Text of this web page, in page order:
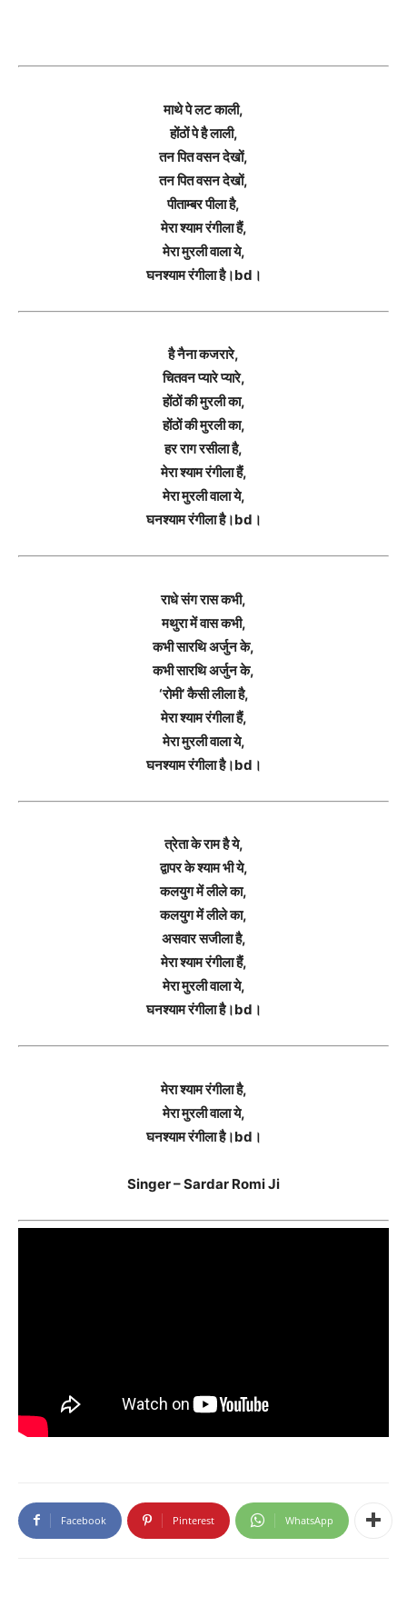
माथे पे लट काली,
होंठों पे है लाली,
तन पित वसन देखों,
तन पित वसन देखों,
पीताम्बर पीला है,
मेरा श्याम रंगीला हैं,
मेरा मुरली वाला ये,
घनश्याम रंगीला है।bd।
है नैना कजरारे,
चितवन प्यारे प्यारे,
होंठों की मुरली का,
होंठों की मुरली का,
हर राग रसीला है,
मेरा श्याम रंगीला हैं,
मेरा मुरली वाला ये,
घनश्याम रंगीला है।bd।
राधे संग रास कभी,
मथुरा में वास कभी,
कभी सारथि अर्जुन के,
कभी सारथि अर्जुन के,
‘रोमी’ कैसी लीला है,
मेरा श्याम रंगीला हैं,
मेरा मुरली वाला ये,
घनश्याम रंगीला है।bd।
त्रेता के राम है ये,
द्वापर के श्याम भी ये,
कलयुग में लीले का,
कलयुग में लीले का,
असवार सजीला है,
मेरा श्याम रंगीला हैं,
मेरा मुरली वाला ये,
घनश्याम रंगीला है।bd।
मेरा श्याम रंगीला है,
मेरा मुरली वाला ये,
घनश्याम रंगीला है।bd।
Singer – Sardar Romi Ji
Facebook Pinterest WhatsApp